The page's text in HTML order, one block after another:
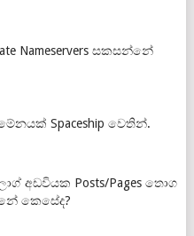
Nameservers සකසන්නේ
Spaceship වෙතින්.
අඩවියක Posts/Pages තොග
කෙසේද?